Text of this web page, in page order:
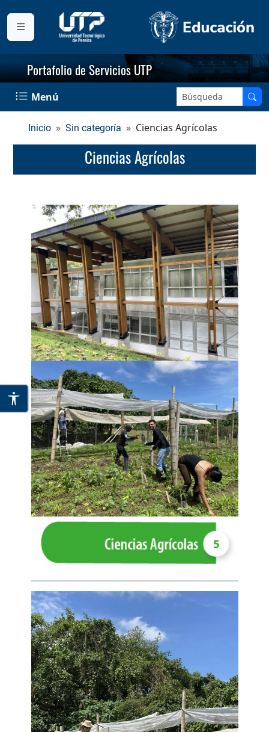
Portafolio de Servicios UTP
Menú
Inicio Sin categoría Ciencias Agrícolas
Ciencias Agrícolas